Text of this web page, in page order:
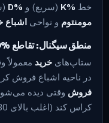
خط %K (سریع) و %D
مومنتوم و نواحی
منطق سیگنال: تقاطع %K/%D + زمینه بازار
ستاپ‌های خرید
در ناحیه اشباع فروش کراس کند
فروش
کراس کند (اغلب بالای 80).